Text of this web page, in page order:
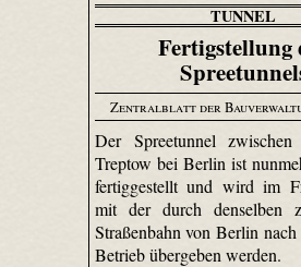
TUNNEL
Fertigstellung
Zentralblatt der
Der Spreetunnel
Treptow bei Berlin ist
fertiggestellt und wird im
mit der durch denselben
Straßenbahn von Berlin
Betrieb übergeben werden.